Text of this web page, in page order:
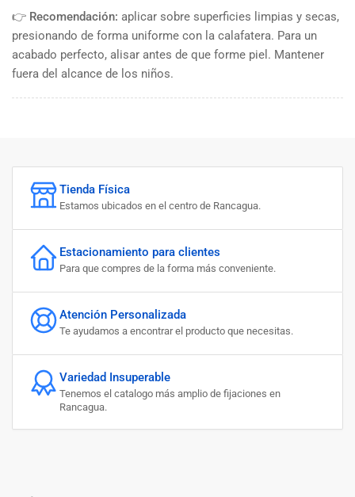
👉 Recomendación: aplicar sobre superficies limpias y secas,
presionando de forma uniforme con la calafatera. Para un
acabado perfecto, alisar antes de que forme piel. Mantener
fuera del alcance de los niños.
Tienda Física
Estamos ubicados en el centro de Rancagua.
Estacionamiento para clientes
Para que compres de la forma más conveniente.
Atención Personalizada
Te ayudamos a encontrar el producto que necesitas.
Variedad Insuperable
Tenemos el catalogo más amplio de fijaciones en
Rancagua.